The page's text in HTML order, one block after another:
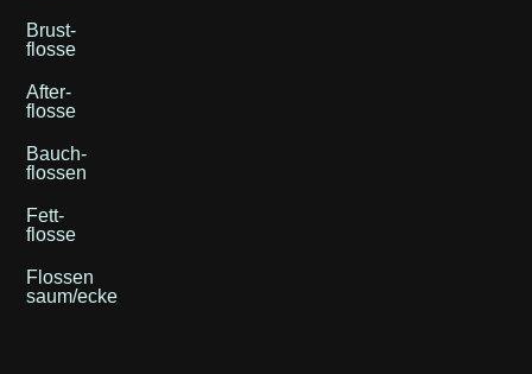
Brust-
flosse
After-
flosse
Bauch-
flossen
Fett-
flosse
Flossen
saum/ecke